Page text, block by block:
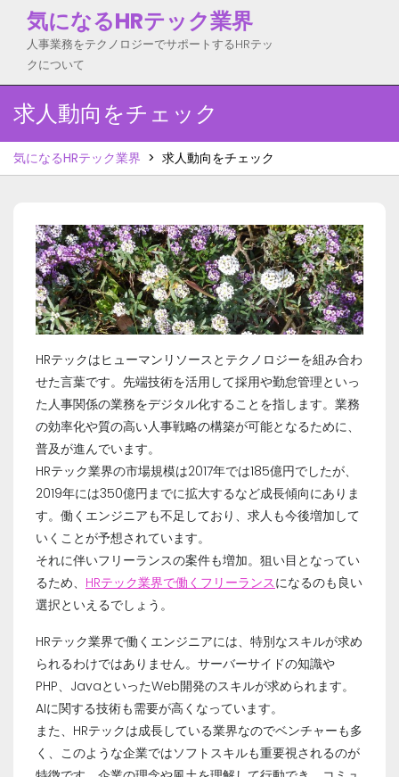
content
気になるHRテック業界
人事業務をテクノロジーでサポートするHRテッ
クについて
求人動向をチェック
気になるHRテック業界 > 求人動向をチェック
HRテックはヒューマンリソースとテクノロジーを組み合わ
せた言葉です。先端技術を活用して採用や勤怠管理といっ
た人事関係の業務をデジタル化することを指します。業務
の効率化や質の高い人事戦略の構築が可能となるために、
普及が進んでいます。
HRテック業界の市場規模は2017年では185億円でしたが、
2019年には350億円までに拡大するなど成長傾向にありま
す。働くエンジニアも不足しており、求人も今後増加して
いくことが予想されています。
それに伴いフリーランスの案件も増加。狙い目となってい
るため、 HRテック業界で働くフリーランスになるのも良い
選択といえるでしょう。
HRテック業界で働くエンジニアには、特別なスキルが求め
られるわけではありません。サーバーサイドの知識や
PHP、JavaといったWeb開発のスキルが求められます。
AIに関する技術も需要が高くなっています。
また、HRテックは成長している業界なのでベンチャーも多
く、このような企業ではソフトスキルも重要視されるのが